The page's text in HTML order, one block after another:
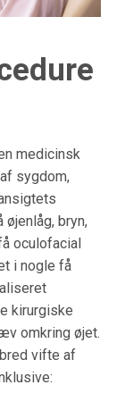
medicinsk
sygdom,
bryn,
oculofacial
i nogle få
kirurgiske
omkring øjet.
vifte af